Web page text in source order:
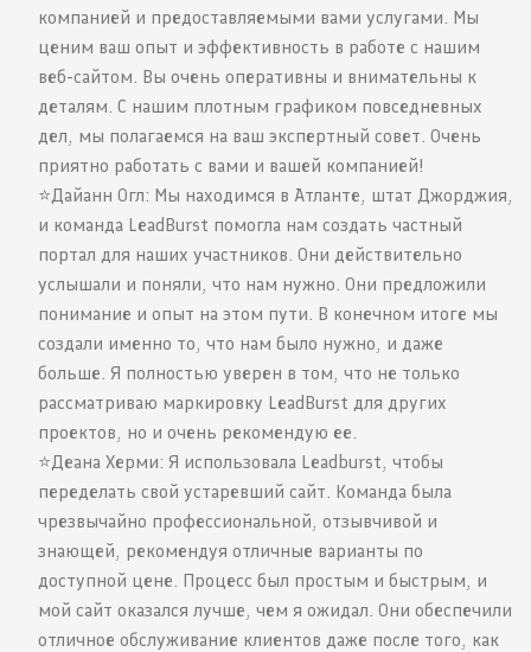
компанией и предоставляемыми вами услугами. Мы
ценим ваш опыт и эффективность в работе с нашим
веб-сайтом. Вы очень оперативны и внимательны к
деталям. С нашим плотным графиком повседневных
дел, мы полагаемся на ваш экспертный совет. Очень
приятно работать с вами и вашей компанией!
⭐️Дайанн Огл: Мы находимся в Атланте, штат Джорджия,
и команда LeadBurst помогла нам создать частный
портал для наших участников. Они действительно
услышали и поняли, что нам нужно. Они предложили
понимание и опыт на этом пути. В конечном итоге мы
создали именно то, что нам было нужно, и даже
больше. Я полностью уверен в том, что не только
рассматриваю маркировку LeadBurst для других
проектов, но и очень рекомендую ее.
⭐️Деана Херми: Я использовала Leadburst, чтобы
переделать свой устаревший сайт. Команда была
чрезвычайно профессиональной, отзывчивой и
знающей, рекомендуя отличные варианты по
доступной цене. Процесс был простым и быстрым, и
мой сайт оказался лучше, чем я ожидал. Они обеспечили
отличное обслуживание клиентов даже после того, как